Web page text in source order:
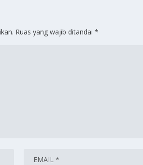
Ruas yang wajib ditandai*